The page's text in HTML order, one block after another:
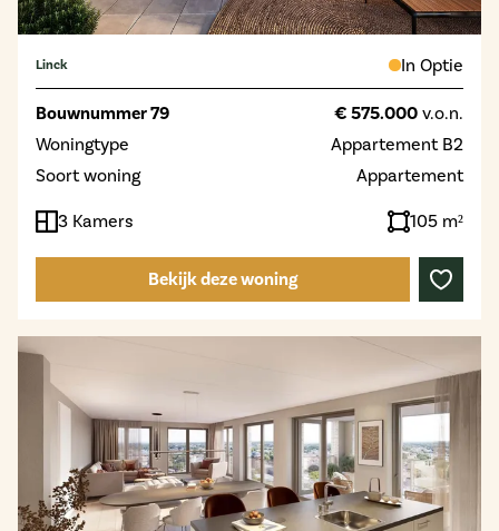
Linck In Optie
Bouwnummer 79 € 575.000 v.o.n.
Woningtype
Appartement B2
Soort woning
Appartement
3 Kamers 105 m²
Bekijk deze woning